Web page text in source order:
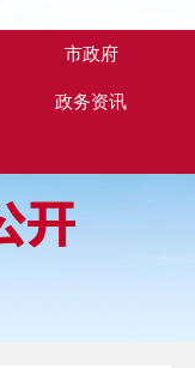
市政府
政务资讯